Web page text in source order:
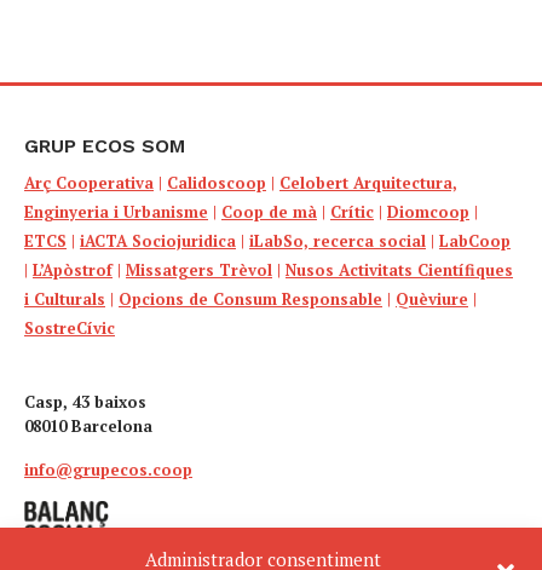
Administrador consentiment
GRUP ECOS SOM
Arç Cooperativa | Calidoscoop | Celobert Arquitectura,
Enginyeria i Urbanisme | Coop de mà | Crític | Diomcoop |
ETCS | iACTA Sociojuridica | iLabSo, recerca social | LabCoop
| L’Apòstrof| Missatgers Trèvol | Nusos Activitats Científiques
i Culturals | Opcions de Consum Responsable | Quèviure |
SostreCívic
Casp, 43 baixos
08010 Barcelona
info@grupecos.coop